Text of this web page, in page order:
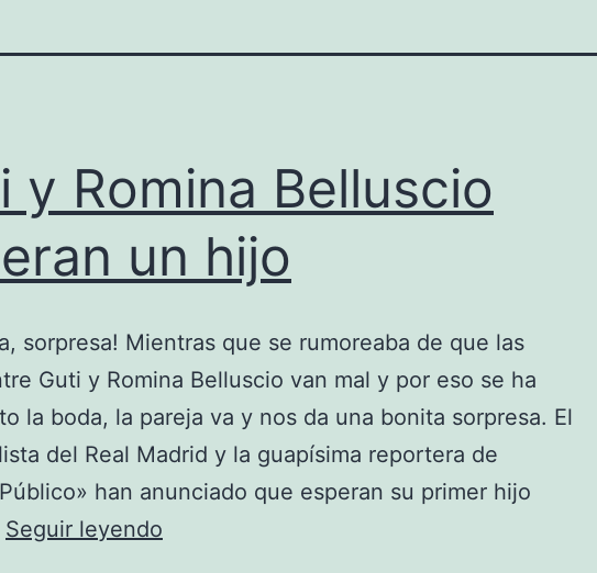
y Romina Belluscio
un hijo
sorpresa! Mientras que se rumoreaba de que las
Guti y Romina Belluscio van mal y por eso se ha
la boda, la pareja va y nos da una bonita sorpresa. El
del Real Madrid y la guapísima reportera de
han anunciado que esperan su primer hijo
Seguir leyendo